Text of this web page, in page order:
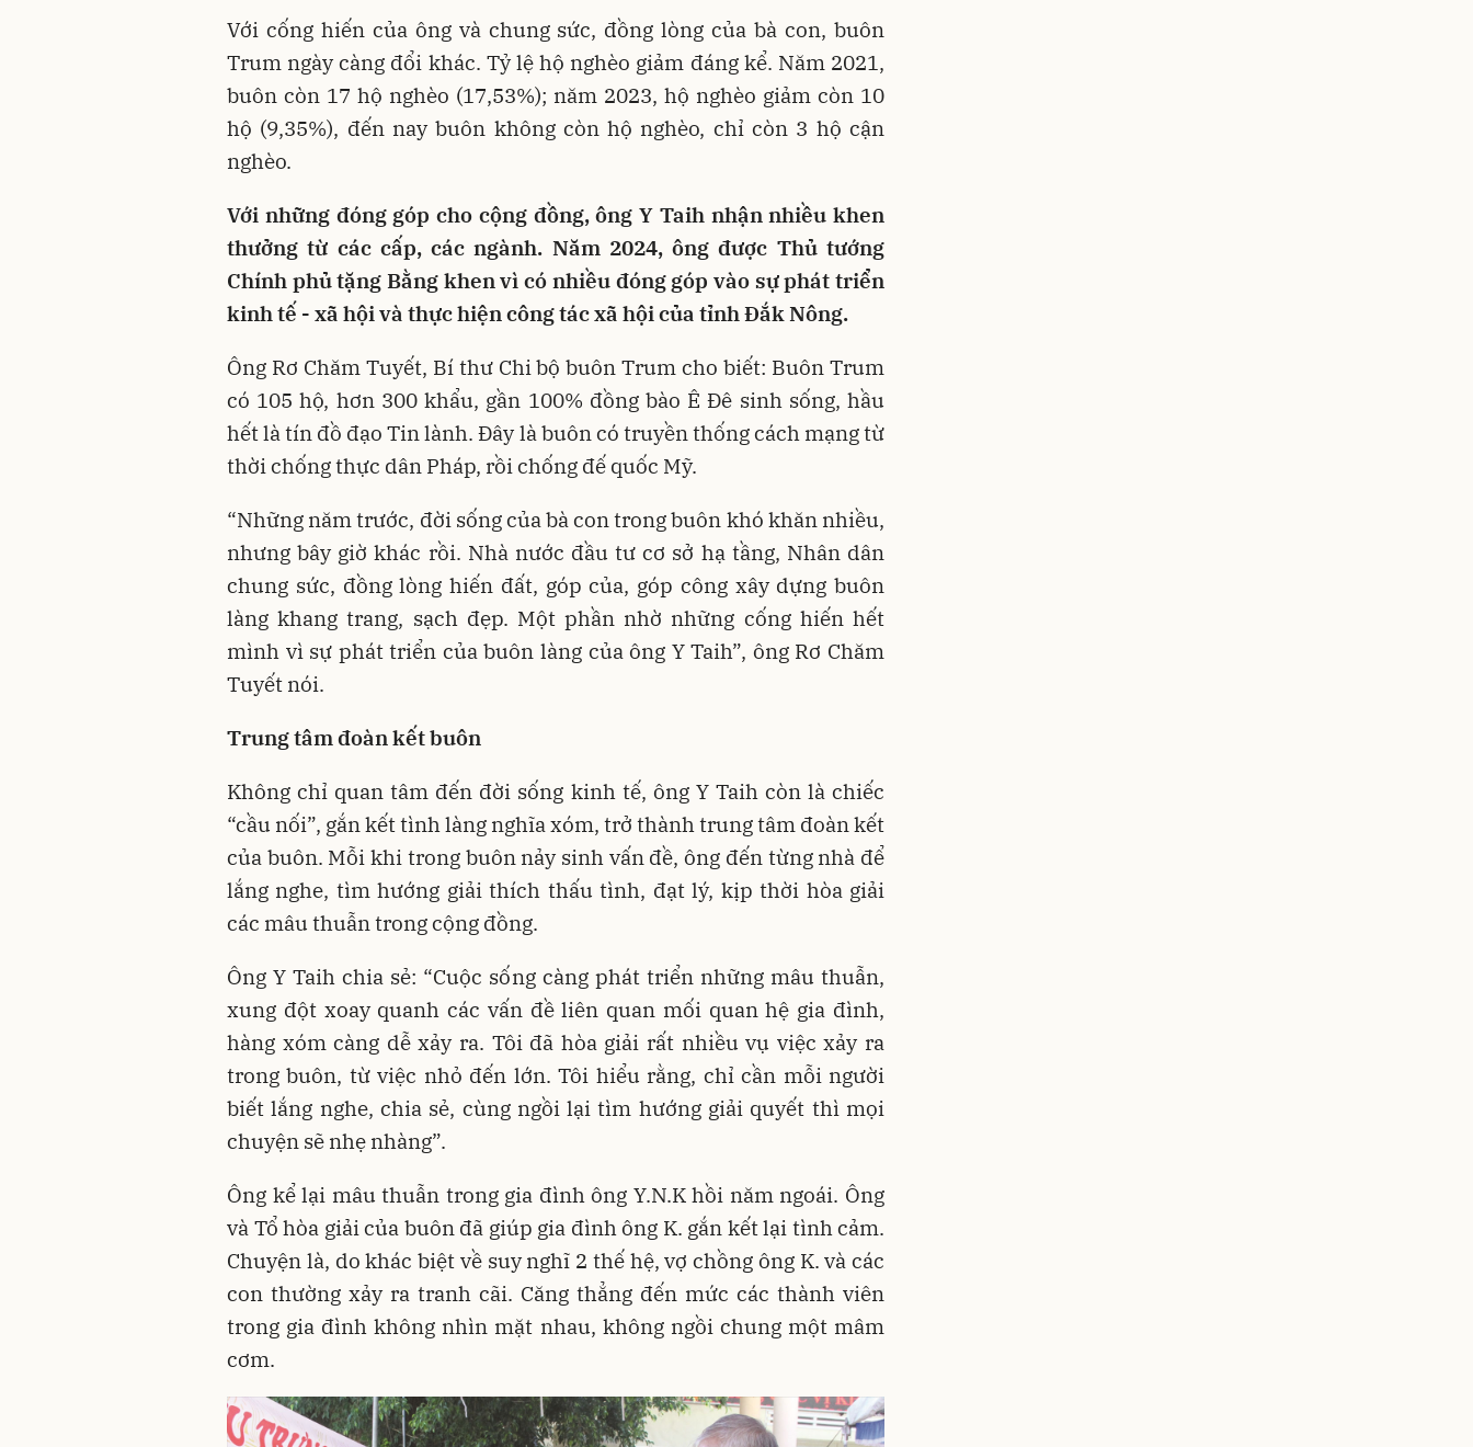
Với cống hiến của ông và chung sức, đồng lòng của bà con, buôn
Trum ngày càng đổi khác. Tỷ lệ hộ nghèo giảm đáng kể. Năm 2021,
buôn còn 17 hộ nghèo (17,53%); năm 2023, hộ nghèo giảm còn 10
hộ (9,35%), đến nay buôn không còn hộ nghèo, chỉ còn 3 hộ cận
nghèo.
Với những đóng góp cho cộng đồng, ông Y Taih nhận nhiều khen
thưởng từ các cấp, các ngành. Năm 2024, ông được Thủ tướng
Chính phủ tặng Bằng khen vì có nhiều đóng góp vào sự phát triển
kinh tế - xã hội và thực hiện công tác xã hội của tỉnh Đắk Nông.
Ông Rơ Chăm Tuyết, Bí thư Chi bộ buôn Trum cho biết: Buôn Trum
có 105 hộ, hơn 300 khẩu, gần 100% đồng bào Ê Đê sinh sống, hầu
hết là tín đồ đạo Tin lành. Đây là buôn có truyền thống cách mạng từ
thời chống thực dân Pháp, rồi chống đế quốc Mỹ.
“Những năm trước, đời sống của bà con trong buôn khó khăn nhiều,
nhưng bây giờ khác rồi. Nhà nước đầu tư cơ sở hạ tầng, Nhân dân
chung sức, đồng lòng hiến đất, góp của, góp công xây dựng buôn
làng khang trang, sạch đẹp. Một phần nhờ những cống hiến hết
mình vì sự phát triển của buôn làng của ông Y Taih”, ông Rơ Chăm
Tuyết nói.
Trung tâm đoàn kết buôn
Không chỉ quan tâm đến đời sống kinh tế, ông Y Taih còn là chiếc
“cầu nối”, gắn kết tình làng nghĩa xóm, trở thành trung tâm đoàn kết
của buôn. Mỗi khi trong buôn nảy sinh vấn đề, ông đến từng nhà để
lắng nghe, tìm hướng giải thích thấu tình, đạt lý, kịp thời hòa giải
các mâu thuẫn trong cộng đồng.
Ông Y Taih chia sẻ: “Cuộc sống càng phát triển những mâu thuẫn,
xung đột xoay quanh các vấn đề liên quan mối quan hệ gia đình,
hàng xóm càng dễ xảy ra. Tôi đã hòa giải rất nhiều vụ việc xảy ra
trong buôn, từ việc nhỏ đến lớn. Tôi hiểu rằng, chỉ cần mỗi người
biết lắng nghe, chia sẻ, cùng ngồi lại tìm hướng giải quyết thì mọi
chuyện sẽ nhẹ nhàng”.
Ông kể lại mâu thuẫn trong gia đình ông Y.N.K hồi năm ngoái. Ông
và Tổ hòa giải của buôn đã giúp gia đình ông K. gắn kết lại tình cảm.
Chuyện là, do khác biệt về suy nghĩ 2 thế hệ, vợ chồng ông K. và các
con thường xảy ra tranh cãi. Căng thẳng đến mức các thành viên
trong gia đình không nhìn mặt nhau, không ngồi chung một mâm
cơm.